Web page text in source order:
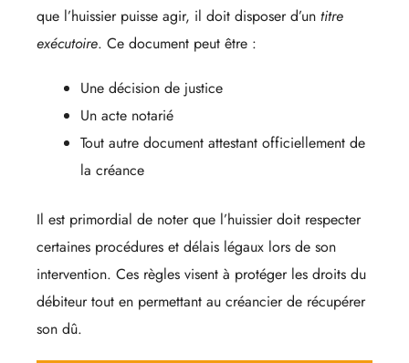
que l’huissier puisse agir, il doit disposer d’un titre
exécutoire. Ce document peut être :
Une décision de justice
Un acte notarié
Tout autre document attestant officiellement de
la créance
Il est primordial de noter que l’huissier doit respecter
certaines procédures et délais légaux lors de son
intervention. Ces règles visent à protéger les droits du
débiteur tout en permettant au créancier de récupérer
son dû.